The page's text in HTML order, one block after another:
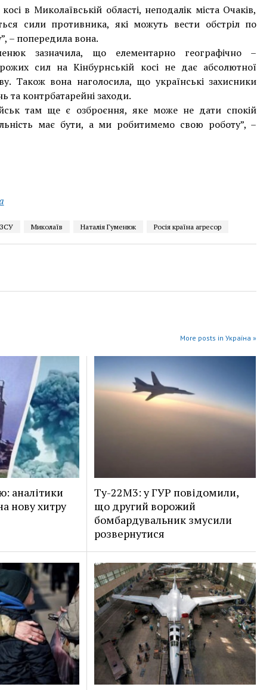
в Миколаївській області, неподалік міста Очаків,
сили противника, які можуть вести обстріл по
– попередила вона.
зазначила, що елементарно географічно –
сил на Кінбурнській косі не дає абсолютної
Також вона наголосила, що українські захисники
та контрбатарейні заходи.
там ще є озброєння, яке може не дати спокій
має бути, а ми робитимемо свою роботу”, –
ЗСУ Миколаїв Наталія Гуменюк Росія країна агресор
More posts in Україна »
аналітики
нову хитру
Ту-22М3: у ГУР повідомили,
що другий ворожий
бомбардувальник змусили
розвернутися